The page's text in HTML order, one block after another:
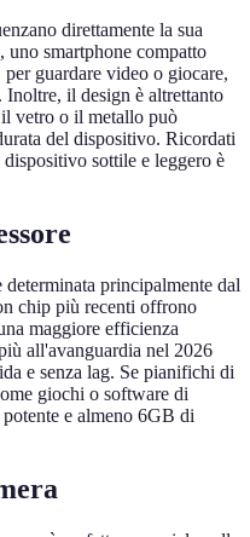
direttamente la sua
uno smartphone compatto
guardare video o giocare,
il design è altrettanto
vetro o il metallo può
del dispositivo. Ricordati
sottile e leggero è
principalmente dal
chip più recenti offrono
maggiore efficienza
all'avanguardia nel 2026
e senza lag. Se pianifichi di
giochi o software di
e almeno 6GB di